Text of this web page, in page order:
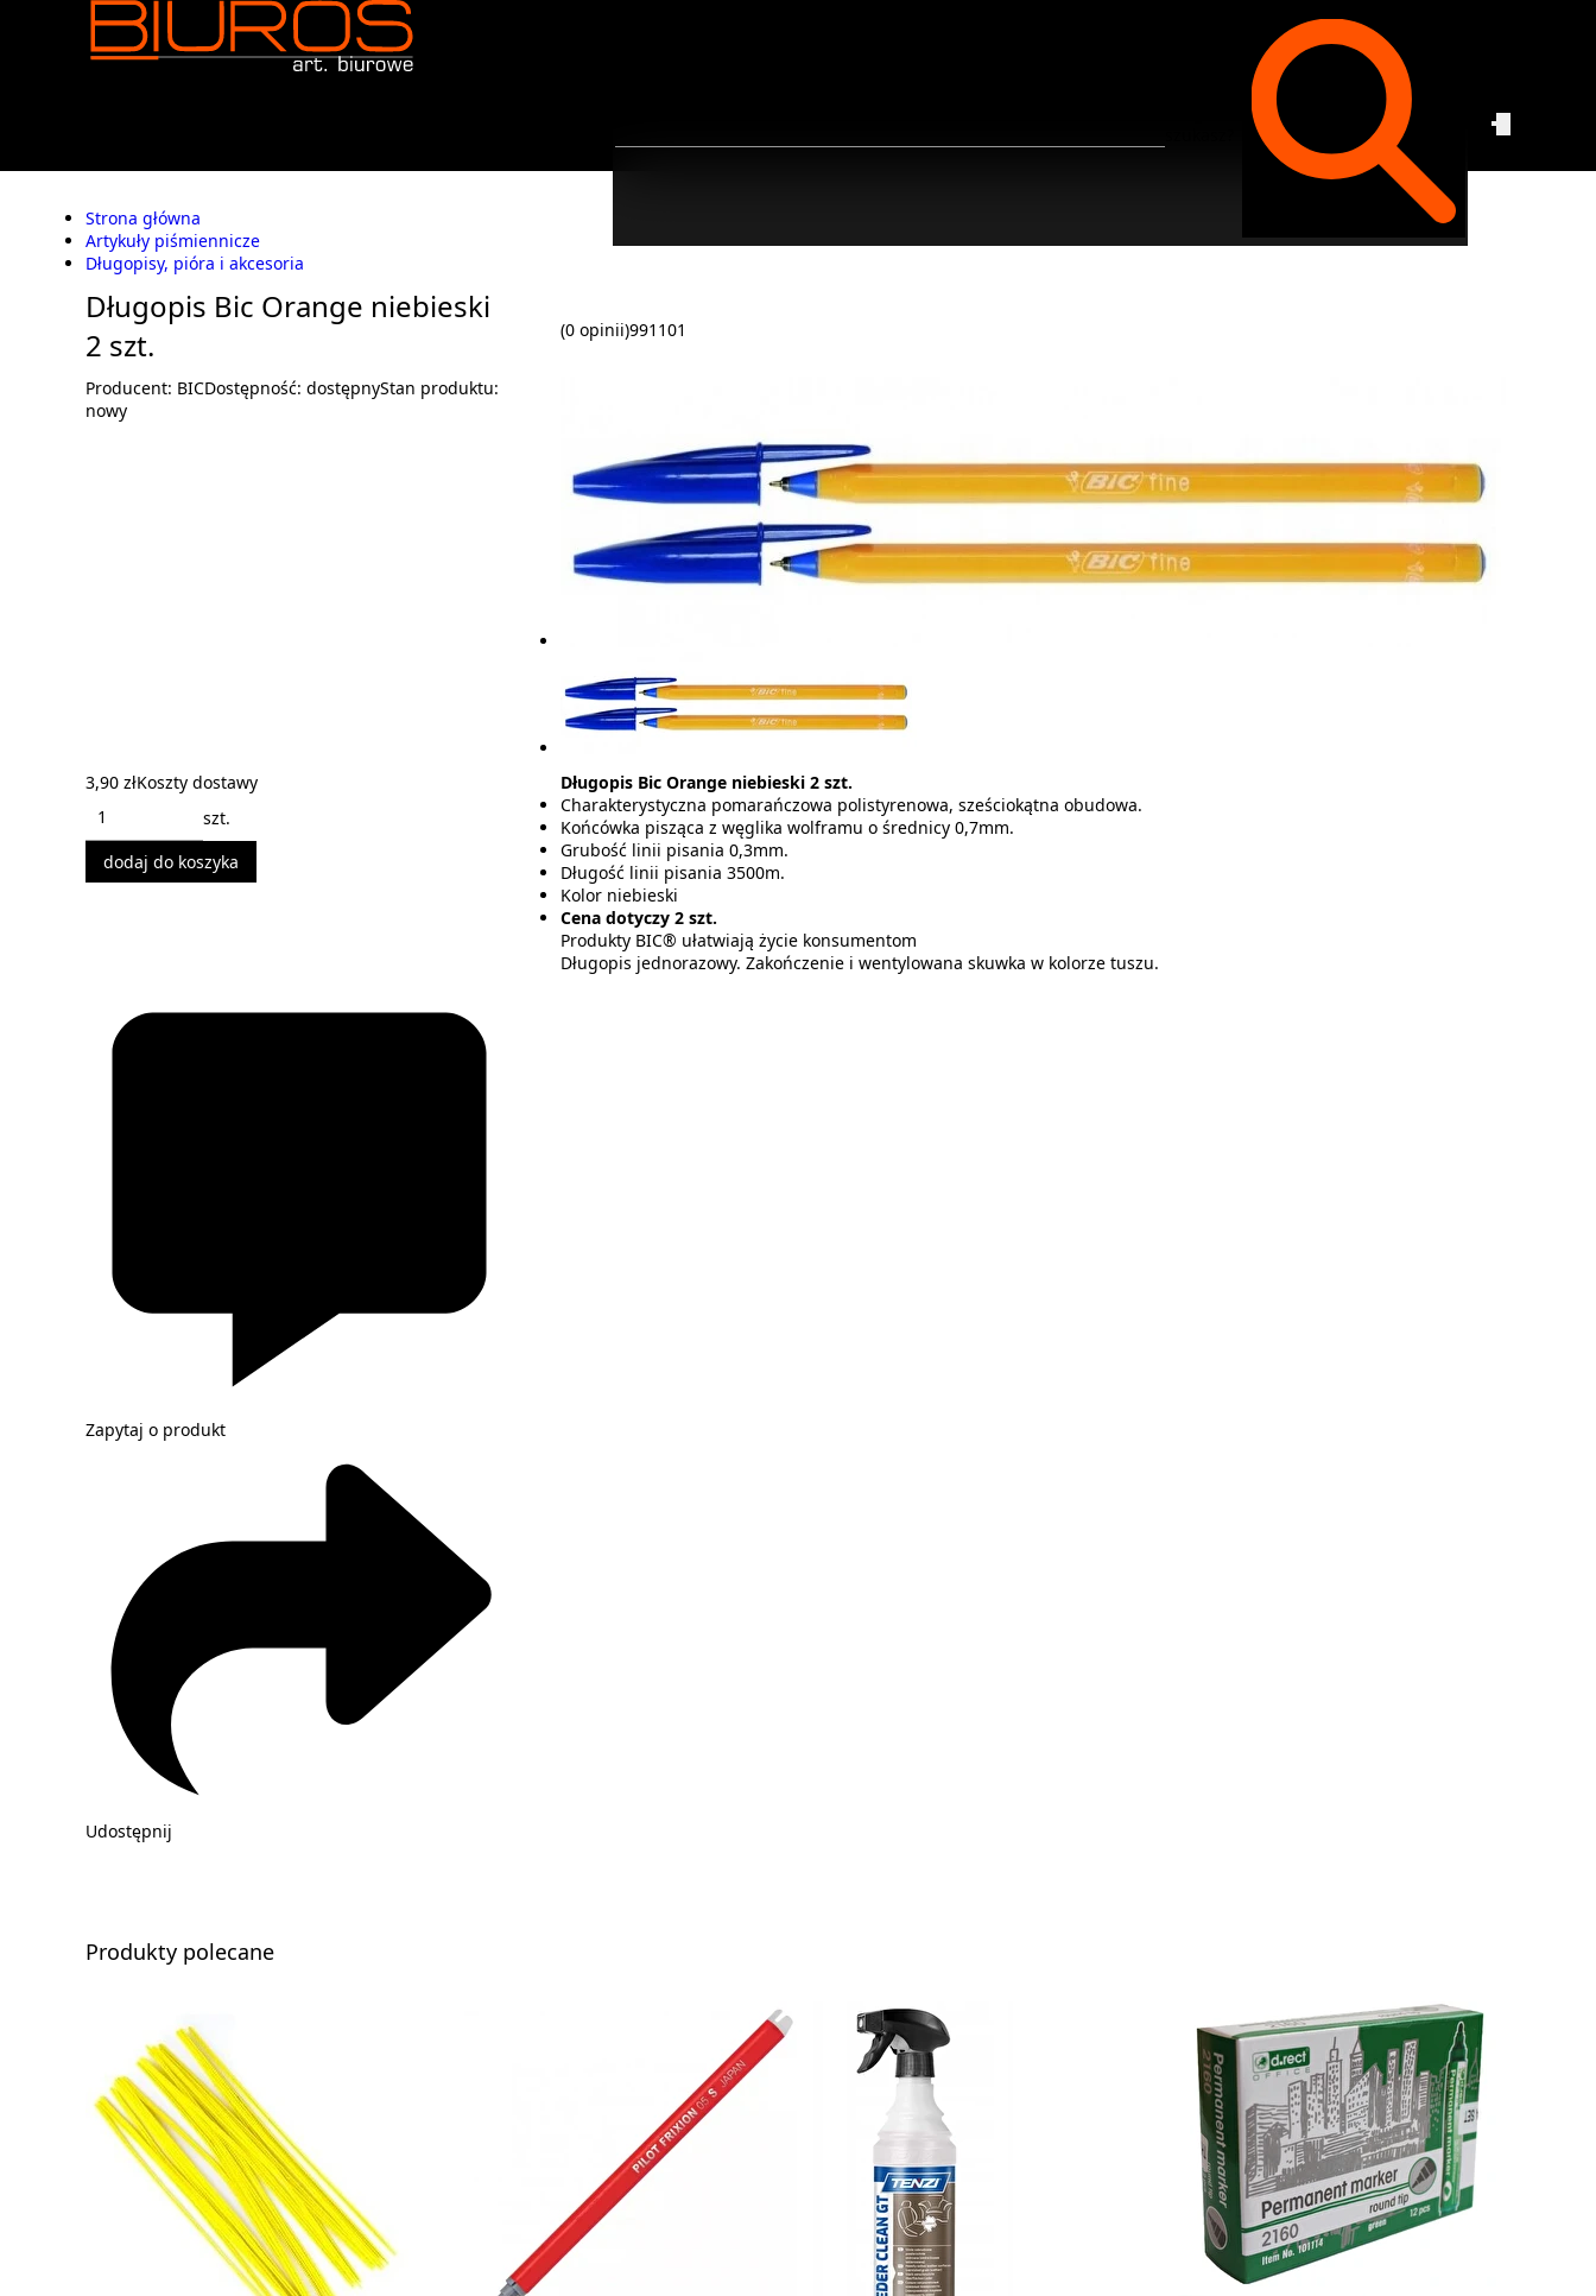
Strona główna
Artykuły piśmiennicze
Długopisy, pióra i akcesoria
Długopis Bic Orange niebieski
2 szt.
(0 opinii)991101
Producent: BICDostępność: dostępnyStan produktu:
nowy
3,90 złKoszty dostawy
szt.
dodaj do koszyka
Długopis Bic Orange niebieski 2 szt.
Charakterystyczna pomarańczowa polistyrenowa, sześciokątna obudowa.
Końcówka pisząca z węglika wolframu o średnicy 0,7mm.
Grubość linii pisania 0,3mm.
Długość linii pisania 3500m.
Kolor niebieski
Cena dotyczy 2 szt.
Produkty BIC® ułatwiają życie konsumentom
Długopis jednorazowy. Zakończenie i wentylowana skuwka w kolorze tuszu.
Zapytaj o produkt
Udostępnij
Produkty polecane